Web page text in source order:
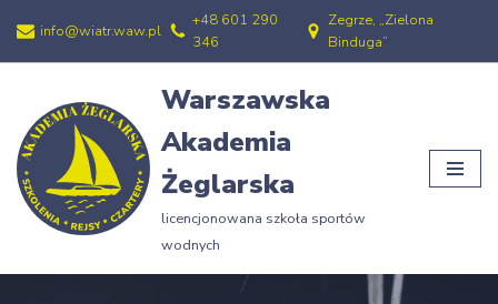
Przejdź
treści
info@wiatr.waw.pl
+48 601 290
346
Zegrze, „Zielona
Binduga”
Warszawska
Akademia
Żeglarska
licencjonowana szkoła sportów
wodnych